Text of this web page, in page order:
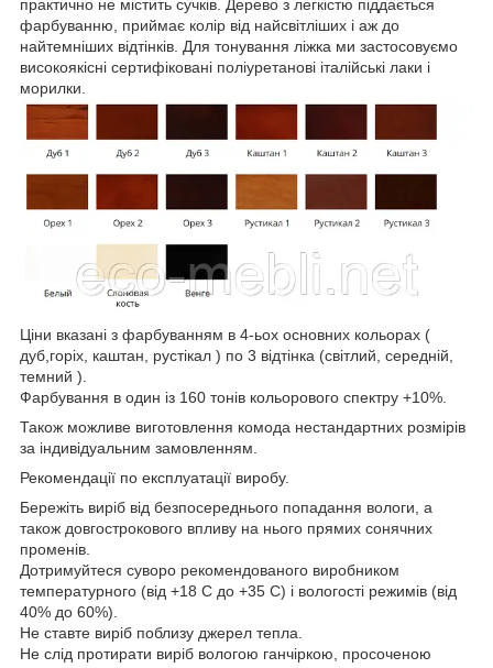
практично не містить сучків. Дерево з легкістю піддається
фарбуванню, приймає колір від найсвітліших і аж до
найтемніших відтінків. Для тонування ліжка ми застосовуємо
високоякісні сертифіковані поліуретанові італійські лаки і
морилки.
Ціни вказані з фарбуванням в 4-ьох основних кольорах (
дуб,горіх, каштан, рустікал ) по 3 відтінка (світлий, середній,
темний ).
Фарбування в один із 160 тонів кольорового спектру +10%.
Також можливе виготовлення комода нестандартних розмірів
за індивідуальним замовленням.
Рекомендації по експлуатації виробу.
Бережіть виріб від безпосереднього попадання вологи, а
також довгострокового впливу на нього прямих сонячних
променів.
Дотримуйтеся суворо рекомендованого виробником
температурного (від +18 С до +35 С) і вологості режимів (від
40% до 60%).
Не ставте виріб поблизу джерел тепла.
Не слід протирати виріб вологою ганчіркою, просоченою